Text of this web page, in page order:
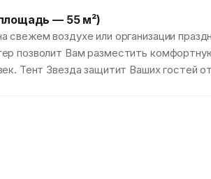
— 55 м²)
воздухе или организации
позволит Вам разместить
Тент Звезда защитит Ваших гостей